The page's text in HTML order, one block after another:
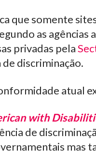
que somente
as
privadas pela
discriminação.
atual
with
de
mas